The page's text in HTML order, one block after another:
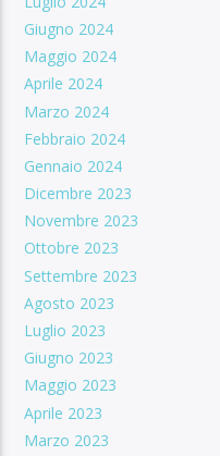
Giugno 2024
Maggio 2024
Aprile 2024
Marzo 2024
Febbraio 2024
Gennaio 2024
Dicembre 2023
Novembre 2023
Ottobre 2023
Settembre 2023
Agosto 2023
Luglio 2023
Giugno 2023
Maggio 2023
Aprile 2023
Marzo 2023